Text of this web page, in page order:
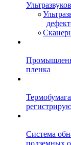
пленка
Система
подземных